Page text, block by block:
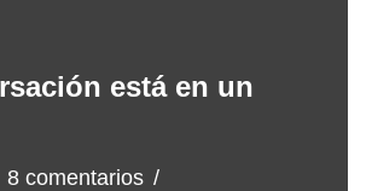
está en un
8 comentarios